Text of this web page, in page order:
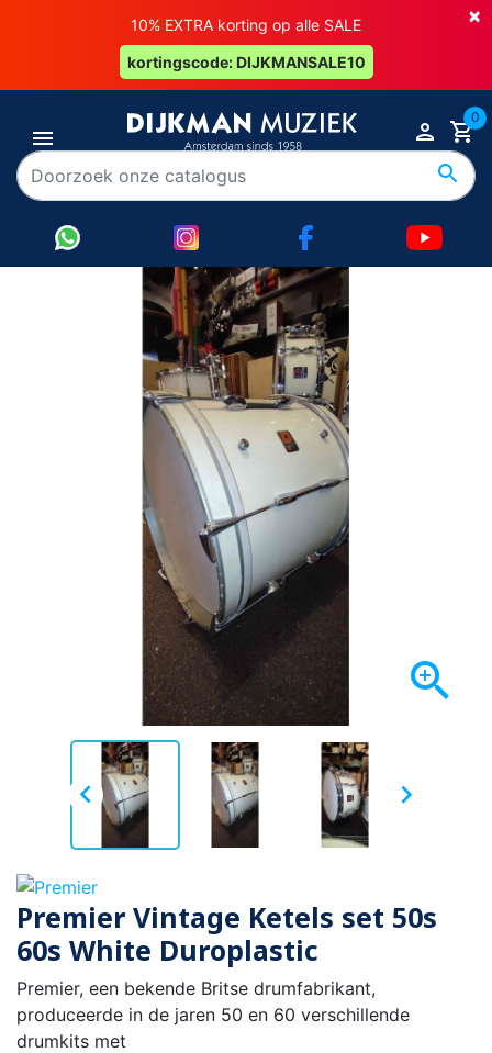
×
10% EXTRA korting op alle SALE
kortingscode: DIJKMANSALE10
0

 
Premier Vintage Ketels set 50s
60s White Duroplastic
Premier, een bekende Britse drumfabrikant,
produceerde in de jaren 50 en 60 verschillende
drumkits met